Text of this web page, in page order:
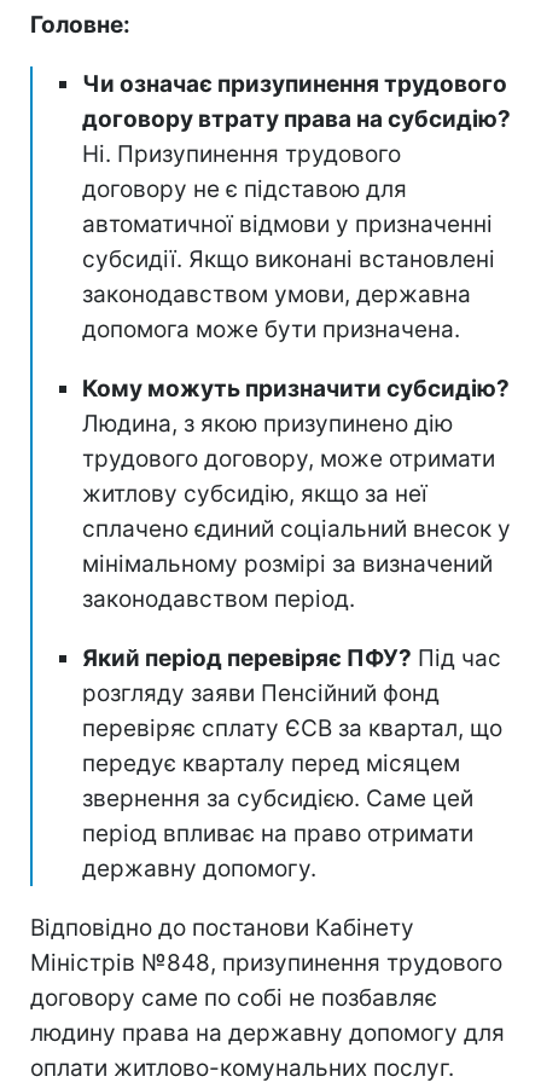
Головне:
Чи означає призупинення трудового
договору втрату права на субсидію?
Ні. Призупинення трудового
договору не є підставою для
автоматичної відмови у призначенні
субсидії. Якщо виконані встановлені
законодавством умови, державна
допомога може бути призначена.
Кому можуть призначити субсидію?
Людина, з якою призупинено дію
трудового договору, може отримати
житлову субсидію, якщо за неї
сплачено єдиний соціальний внесок у
мінімальному розмірі за визначений
законодавством період.
Який період перевіряє ПФУ? Під час
розгляду заяви Пенсійний фонд
перевіряє сплату ЄСВ за квартал, що
передує кварталу перед місяцем
звернення за субсидією. Саме цей
період впливає на право отримати
державну допомогу.
Відповідно до постанови Кабінету
Міністрів №848, призупинення трудового
договору саме по собі не позбавляє
людину права на державну допомогу для
оплати житлово-комунальних послуг.